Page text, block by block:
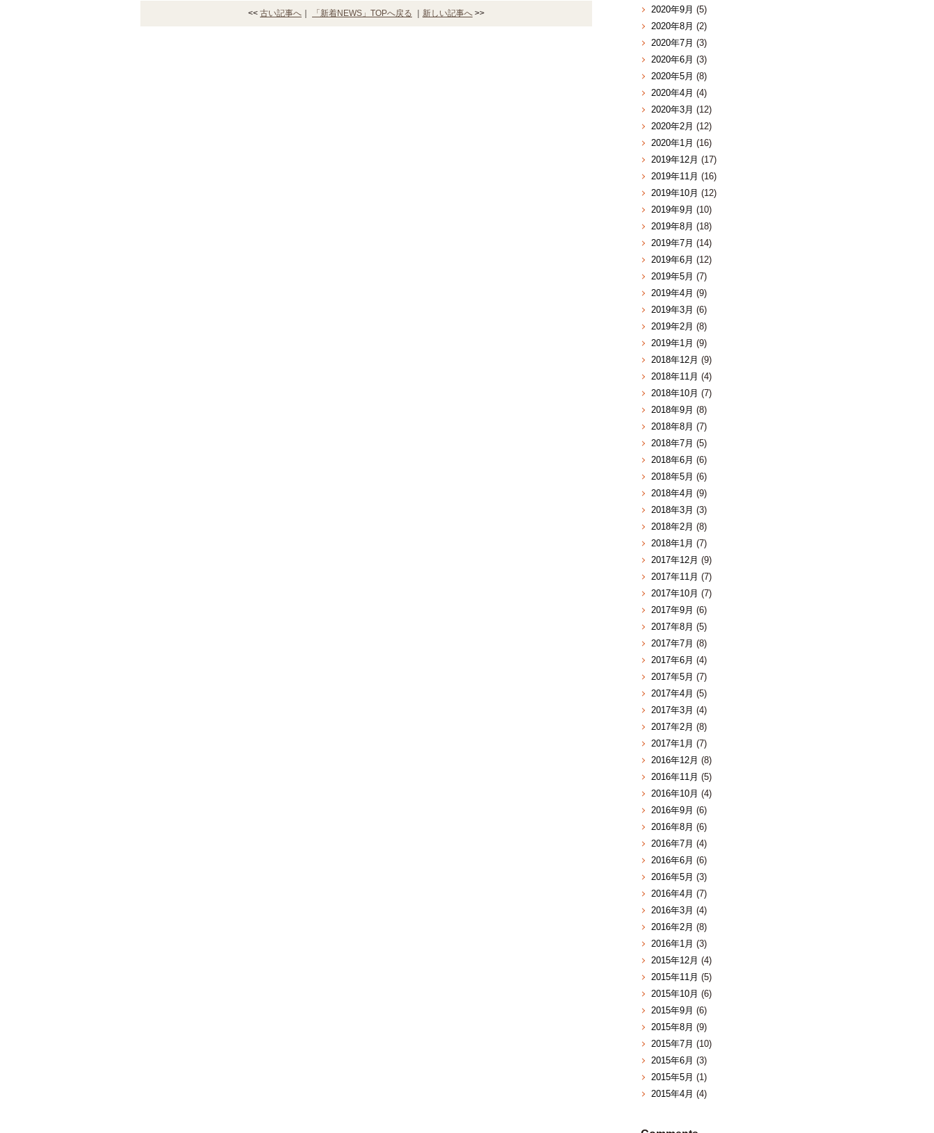
<< 古い記事へ 「新着NEWS」TOPへ戻る 新しい記事へ >>
2020年9月 (5)
2020年8月 (2)
2020年7月 (3)
2020年6月 (3)
2020年5月 (8)
2020年4月 (4)
2020年3月 (12)
2020年2月 (12)
2020年1月 (16)
2019年12月 (17)
2019年11月 (16)
2019年10月 (12)
2019年9月 (10)
2019年8月 (18)
2019年7月 (14)
2019年6月 (12)
2019年5月 (7)
2019年4月 (9)
2019年3月 (6)
2019年2月 (8)
2019年1月 (9)
2018年12月 (9)
2018年11月 (4)
2018年10月 (7)
2018年9月 (8)
2018年8月 (7)
2018年7月 (5)
2018年6月 (6)
2018年5月 (6)
2018年4月 (9)
2018年3月 (3)
2018年2月 (8)
2018年1月 (7)
2017年12月 (9)
2017年11月 (7)
2017年10月 (7)
2017年9月 (6)
2017年8月 (5)
2017年7月 (8)
2017年6月 (4)
2017年5月 (7)
2017年4月 (5)
2017年3月 (4)
2017年2月 (8)
2017年1月 (7)
2016年12月 (8)
2016年11月 (5)
2016年10月 (4)
2016年9月 (6)
2016年8月 (6)
2016年7月 (4)
2016年6月 (6)
2016年5月 (3)
2016年4月 (7)
2016年3月 (4)
2016年2月 (8)
2016年1月 (3)
2015年12月 (4)
2015年11月 (5)
2015年10月 (6)
2015年9月 (6)
2015年8月 (9)
2015年7月 (10)
2015年6月 (3)
2015年5月 (1)
2015年4月 (4)